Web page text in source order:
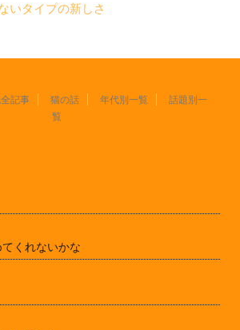
いタイプの新しさ
記事 猫の話 年代別一覧
話題別一
覧
くれないかな